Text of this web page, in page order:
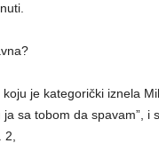
je kategorički iznela
sa tobom da spavam”, i